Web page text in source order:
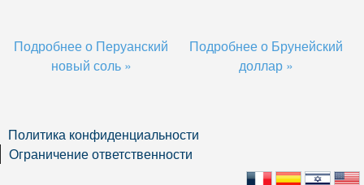
Подробнее о Перуанский
новый соль »
Подробнее о Брунейский
доллар »
Политика конфиденциальности
Ограничение ответственности